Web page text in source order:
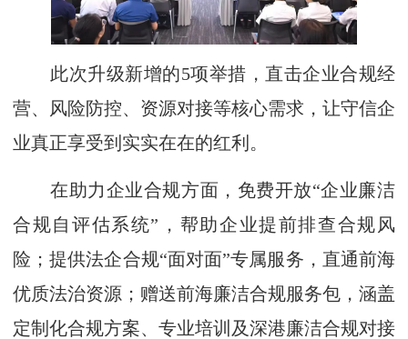
此次升级新增的5项举措，直击企业合规经
营、风险防控、资源对接等核心需求，让守信企
业真正享受到实实在在的红利。
在助力企业合规方面，免费开放“企业廉洁
合规自评估系统”，帮助企业提前排查合规风
险；提供法企合规“面对面”专属服务，直通前海
优质法治资源；赠送前海廉洁合规服务包，涵盖
定制化合规方案、专业培训及深港廉洁合规对接